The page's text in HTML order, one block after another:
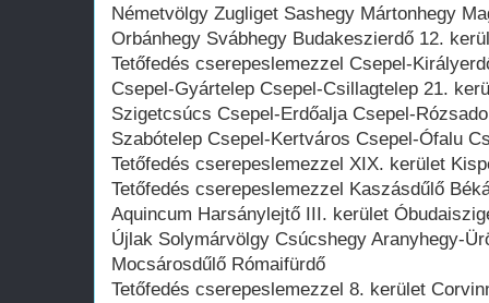
Németvölgy Zugliget Sashegy Mártonhegy
Orbánhegy Svábhegy Budakeszierdő 12.
Tetőfedés cserepeslemezzel Csepel-
Csepel-Gyártelep Csepel-Csillagtelep 21.
Szigetcsúcs Csepel-Erdőalja Csepel-
Szabótelep Csepel-Kertváros Csepel-Ófalu
Tetőfedés cserepeslemezzel XIX. kerület
Tetőfedés cserepeslemezzel Kaszásdűlő
Aquincum Harsánylejtő III. kerület
Újlak Solymárvölgy Csúcshegy Aranyhegy-
Mocsárosdűlő Rómaifürdő
Tetőfedés cserepeslemezzel 8. kerület